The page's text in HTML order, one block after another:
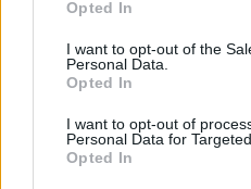
use your data for below
consent section.
Opted In
I want to opt-out of the
Personal Data.
Opted In
I want to opt-out of
Personal Data for
Opted In
Kis magyar
megélhetési